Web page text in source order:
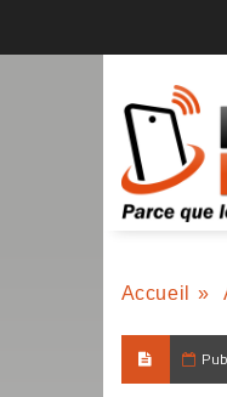
Accueil »